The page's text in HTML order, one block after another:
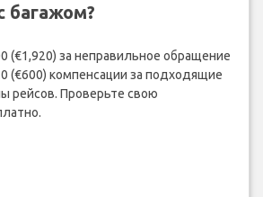
багажом?
(€1,920) за неправильное обращение
(€600) компенсации за подходящие
рейсов. Проверьте свою